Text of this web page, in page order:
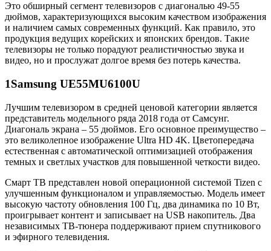
Это обширный сегмент телевизоров с диагональю 49-55
дюймов, характеризующихся высоким качеством изображения
и наличием самых современных функций. Как правило, это
продукция ведущих корейских и японских брендов. Такие
телевизоры не только порадуют реалистичностью звука и
видео, но и прослужат долгое время без потерь качества.
1Samsung UE55MU6100U
Лучшим телевизором в средней ценовой категории является
представитель модельного ряда 2018 года от Самсунг.
Диагональ экрана – 55 дюймов. Его основное преимущество –
это великолепное изображение Ultra HD 4K. Цветопередача
естественная с автоматической оптимизацией отображения
темных и светлых участков для повышенной четкости видео.
Смарт ТВ представлен новой операционной системой Tizen с
улучшенным функционалом и управляемостью. Модель имеет
высокую частоту обновления 100 Гц, два динамика по 10 Вт,
проигрывает контент и записывает на USB накопитель. Два
независимых ТВ-тюнера поддерживают прием спутникового
и эфирного телевидения.